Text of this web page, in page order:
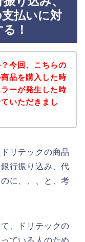
払いに対
！
今回、こちらの
品を購入した時
ーが発生した時
いただきまし
リテックの商品
行振り込み、代
に、、、と、考
、ドリテックの
ている人のため